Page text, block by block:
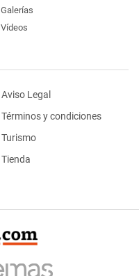
Galerías
Vídeos
Aviso Legal
Términos y condiciones
Turismo
Tienda